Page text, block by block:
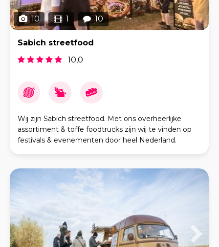
10 1 10
Sabich streetfood
10,0
Wij zijn Sabich streetfood. Met ons overheerlijke
assortiment & toffe foodtrucks zijn wij te vinden op
festivals & evenementen door heel Nederland.